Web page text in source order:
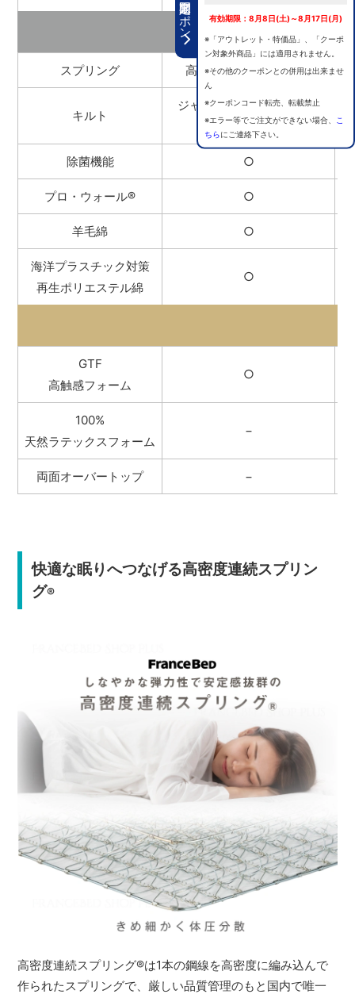
期間限定クーポン 有効期限：8月8日(土)～8月17日(月)
※「アウトレット・特価品」、「クーポ
ン対象外商品」には適用されません。
※その他のクーポンとの併用は出来ませ
ん
※クーポンコード転売、転載禁止
※エラー等でご注文ができない場合、
こ
ちらにご連絡下さい。
スプリング 高密度連続スプリング®
キルト
ジャンプキルト（スラッシ
ュ）
除菌機能 ○
プロ・ウォール® ○
羊毛綿 ○
海洋プラスチック対策
再生ポリエステル綿
○
GTF
高触感フォーム
○
100%
天然ラテックスフォーム
−
両面オーバートップ −
快適な眠りへつなげる高密度連続スプリン
グ®
高密度連続スプリング®は1本の鋼線を高密度に編み込んで
作られたスプリングで、厳しい品質管理のもと国内で唯一